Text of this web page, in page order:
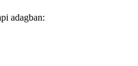
adagban: